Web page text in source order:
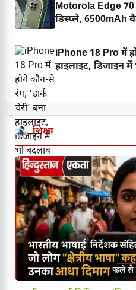
Motorola Edge 70
डिस्प्ले, 6500mAh
iPhone 18 Pro में
हाइलाइट, डिजाइन
शिक्षा